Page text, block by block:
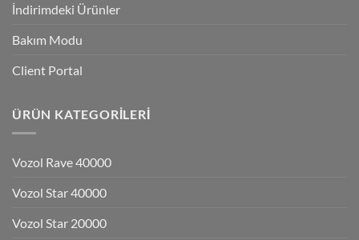
İndirimdeki Ürünler
Bakım Modu
Client Portal
ÜRÜN KATEGORILERI
Vozol Rave 40000
Vozol Star 40000
Vozol Star 20000